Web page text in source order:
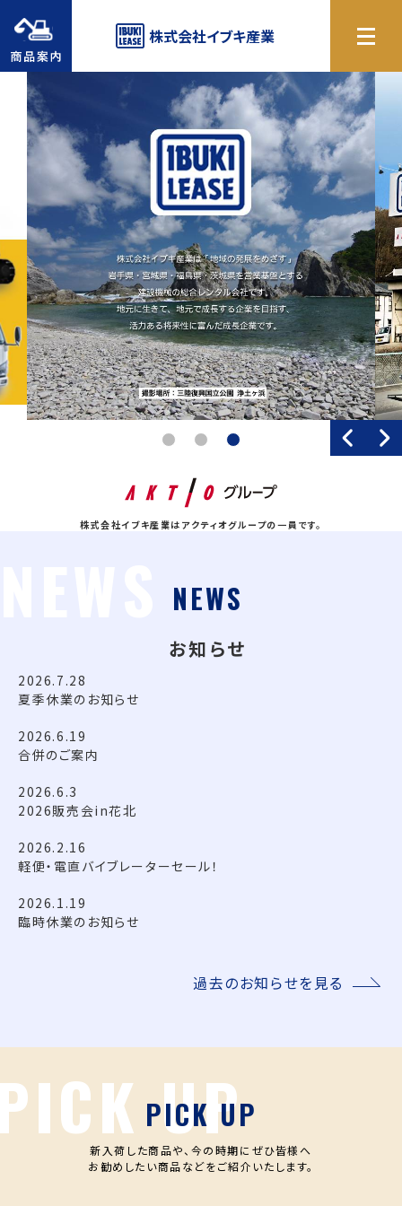
株式会社イブキ産業
株式会社イブキ産業はアクティオグループの一員です。
NEWS
お知らせ
2026.7.28
夏季休業のお知らせ
2026.6.19
合併のご案内
2026.6.3
2026販売会in花北
2026.2.16
軽便・電直バイブレーターセール！
2026.1.19
臨時休業のお知らせ
過去のお知らせを見る
PICK UP
新入荷した商品や、今の時期にぜひ皆様へ
お勧めしたい商品などをご紹介いたします。